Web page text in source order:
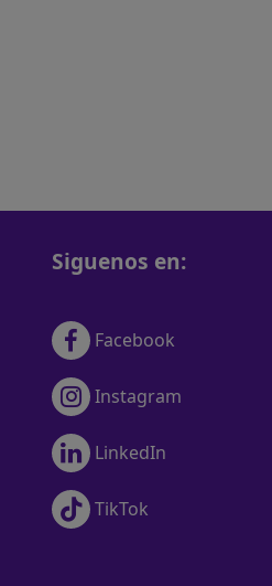
Siguenos en:
Facebook
Instagram
LinkedIn
TikTok